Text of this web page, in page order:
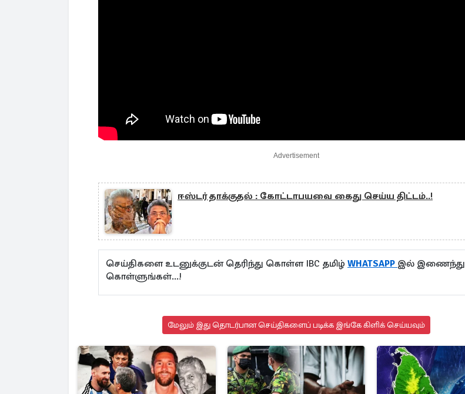
Advertisement
ஈஸ்டர் தாக்குதல் : கோட்டாபயவை கைது செய்ய திட்டம்..!
செய்திகளை உடனுக்குடன் தெரிந்து கொள்ள IBC தமிழ் WHATSAPP இல் இணைந்து
கொள்ளுங்கள்...!
மேலும் இது தொடர்பான செய்திகளைப் படிக்க இங்கே கிளிக் செய்யவும்